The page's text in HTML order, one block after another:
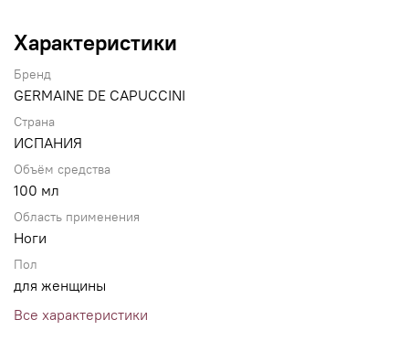
Характеристики
Бренд
GERMAINE DE CAPUCCINI
Страна
ИСПАНИЯ
Объём средства
100 мл
Область применения
Ноги
Пол
для женщины
Все характеристики